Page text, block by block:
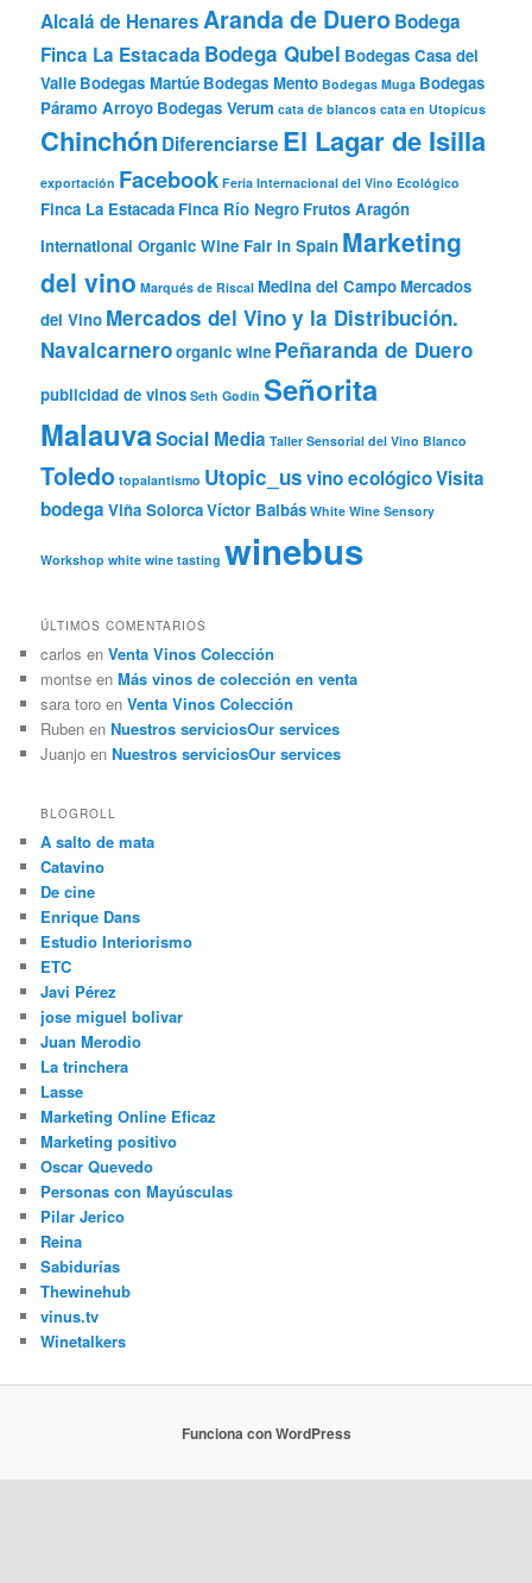
Alcalá de HenaresAranda de DueroBodega
Finca La Estacada Bodega Qubel Bodegas Casa del
Valle Bodegas Martúe Bodegas Mento Bodegas Muga Bodegas
Páramo Arroyo Bodegas Verum cata de blancos cata en Utopicus
Chinchón Diferenciarse El Lagar de Isilla
exportación Facebook Feria Internacional del Vino Ecológico
Finca La Estacada Finca Río Negro Frutos Aragón
International Organic Wine Fair in Spain Marketing
del vino Marqués de Riscal Medina del CampoMercados
del Vino Mercados del Vino y la Distribución.
Navalcarneroorganic wine Peñaranda de Duero
publicidad de vinos Seth Godin Señorita
MalauvaSocial Media Taller Sensorial del Vino Blanco
Toledo topalantismo Utopic_usvino ecológicoVisita
bodega Viña SolorcaVíctor Balbás White Wine Sensory
Workshop white wine tasting winebus
ÚLTIMOS COMENTARIOS
carlos enVenta Vinos Colección
montse enMás vinos de colección en venta
sara toro enVenta Vinos Colección
Ruben enNuestros serviciosOur services
Juanjo enNuestros serviciosOur services
BLOGROLL
A salto de mata
Catavino
De cine
Enrique Dans
Estudio Interiorismo
ETC
Javi Pérez
jose miguel bolivar
Juan Merodio
La trinchera
Lasse
Marketing Online Eficaz
Marketing positivo
Oscar Quevedo
Personas con Mayúsculas
Pilar Jerico
Reina
Sabidurías
Thewinehub
vinus.tv
Winetalkers
Funciona con WordPress